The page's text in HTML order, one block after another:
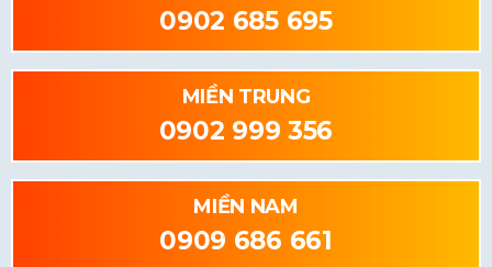
0902 685 695
MIỀN TRUNG
0902 999 356
MIỀN NAM
0909 686 661